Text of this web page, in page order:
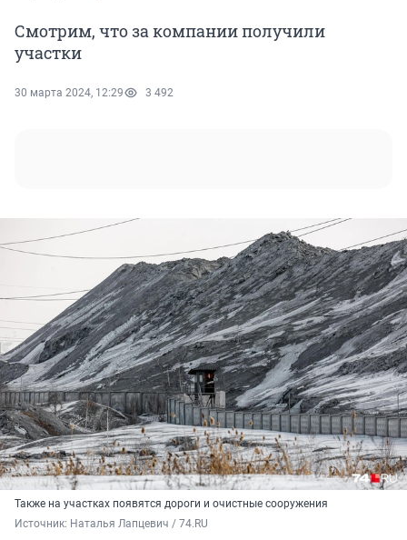
Смотрим, что за компании получили
участки
30 марта 2024, 12:29 3 492
Также на участках появятся дороги и очистные сооружения
Источник: Наталья Лапцевич / 74.RU